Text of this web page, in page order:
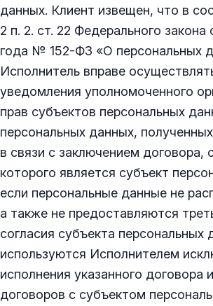
данных. Клиент извещен, что в
2 п. 2. ст. 22 Федерального закона
года № 152-ФЗ «О персональных
Исполнитель вправе
уведомления уполномоченного
прав субъектов персональных
персональных данных,
в связи с заключением договора,
которого является субъект
если персональные данные не
а также не предоставляются
согласия субъекта персональных
используются Исполнителем
исполнения указанного договора
договоров с субъектом